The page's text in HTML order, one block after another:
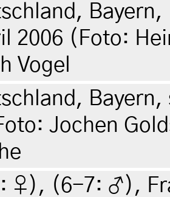
2006 (Foto:
Vogel
Jochen
♀ ), (6-7: ♂ ),